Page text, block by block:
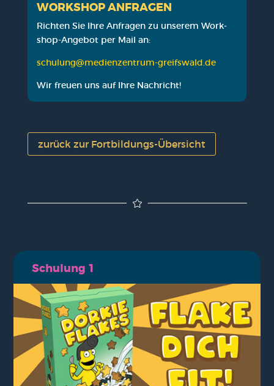
WORK­SHOP ANFRA­GEN
Rich­ten Sie Ihre Anfra­gen zu unse­rem Work­
shop-Ange­bot per Mail an:
schulung@medienzentrum-greifswald.de
Wir freu­en uns auf Ihre Nach­richt!
zurück zur Fort­bil­dungs-Über­sicht

Schu­lung 1